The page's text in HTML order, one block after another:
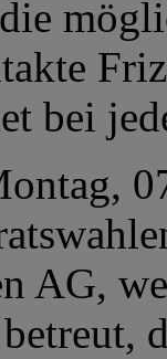
bei
AG,